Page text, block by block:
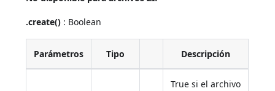
.create() : Boolean
Parámetros Tipo Descripción
True si el archivo